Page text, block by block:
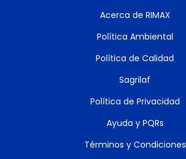
Acerca de RIMAX
Política Ambiental
Política de Calidad
Sagrilaf
Política de Privacidad
Ayuda y PQRs
Términos y Condiciones